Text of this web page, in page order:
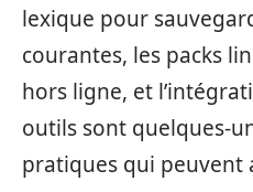
lexique pour
courantes, les packs
hors ligne, et
outils sont quelques-
pratiques qui peuvent